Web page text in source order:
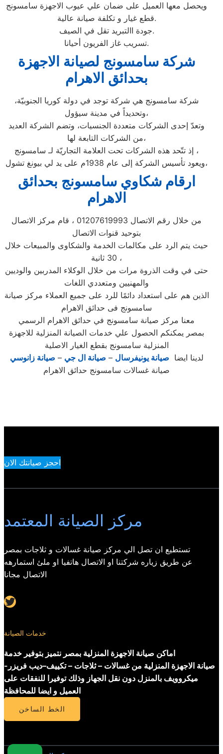
ويحصل معها العميل على ضمان علي عيوب الاجهزة سامسونج
قطع غيار و تكلفة صيانة عالية.
جودة االتبريد تقل في الصيف.
تسريب غاز الفريون أحيانا.
شركة سامسونج لصيانة الاجهزة
بحدائق الاهرام
شركة سامسونج هي شركة توجد في دولة كوريا الجنوبيّة،
وتحديداً في مدينة سيؤول،
وتعدّ إحدى الشركات متعددة الجنسيات، وتضم الشركة العديد
من الشركات التابعة لها،
إذ تتّحد هذه الشركات تحت العلامة التجاريّة لـ سامسونج ،
ويعود تأسيس الشركة إلى عام 1938م على يد لي بيونغ تشول،
ارقام شكاوي سامسونج بحدائق
الاهرام
من خلال رقم الاتصال 01207619993 ، قام مركز الاتصال
بتوحيد قنوات الاتصال
حيث يتم الرد على مكالمات الخدمة والشكاوى والمبيعات خلال
30 ثانية ،
حتى في وقت الذروة مرات من خلال الوكلاء المدربين والوديين
والمهنيين ومتعددي اللغات
الذين هم على استعداد دائمًا للرد على جميع العملاء مركز صيانة
سامسونج فى حدائق الاهرام
معنا مركز صيانة سامسونج في حدائق الاهرام الرسمي
بمصر يمكنكم الحصول علي خدمات الصيانة المنزلية للاجهزة
المنزلية سامسونج بقطع الغيار الاصلية
لدينا ايضا صيانة يونيفرسال – صيانة ال جي – صيانة زانوسي
صيانة غسالات سامسونج حدائق الاهرام
احجز صيانتك الان
مركز الصيانة المعتمد
تستطيع ان تصل الي مركز صيانة غسالات و ثلاجات بمصر
عن طريق زياره شركتنا او الاتصال هاتفيا او ملئ استمارهه
الاتصال مجانا
Twitter
خدمات الصيانة
اماكن صيانة الاجهزة المنزلية بمصر نتميز بتوفير خدمة
صيانة الاجهزة المنزلية من غسالات – ثلاجات – تكييف–ديب فريزر-
ميكروويف بالمنزل دون نقل الجهاز وذلك توفيرا للنفقات على
العميل و ايضا للمحافظة
الخط الساخن